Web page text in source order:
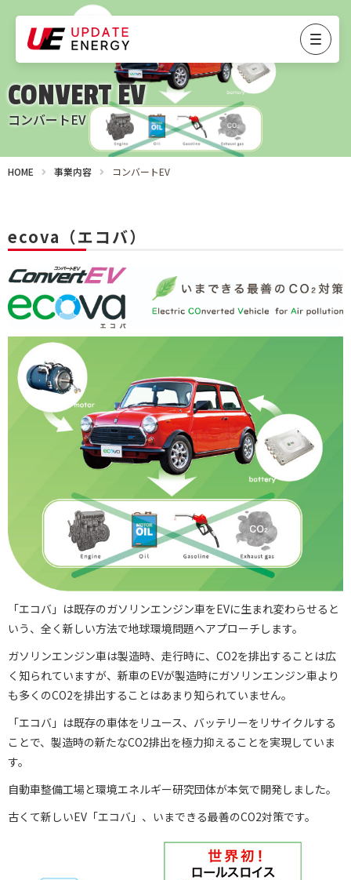
CONVERT EV
コンバートEV
HOME 事業内容 コンバートEV
ecova（エコバ）
「エコバ」は既存のガソリンエンジン車をEVに生まれ変わらせると
いう、全く新しい方法で地球環境問題へアプローチします。
ガソリンエンジン車は製造時、走行時に、CO2を排出することは広
く知られていますが、新車のEVが製造時にガソリンエンジン車より
も多くのCO2を排出することはあまり知られていません。
「エコバ」は既存の車体をリユース、バッテリーをリサイクルする
ことで、製造時の新たなCO2排出を極力抑えることを実現していま
す。
自動車整備工場と環境エネルギー研究団体が本気で開発しました。
古くて新しいEV「エコバ」、いまできる最善のCO2対策です。